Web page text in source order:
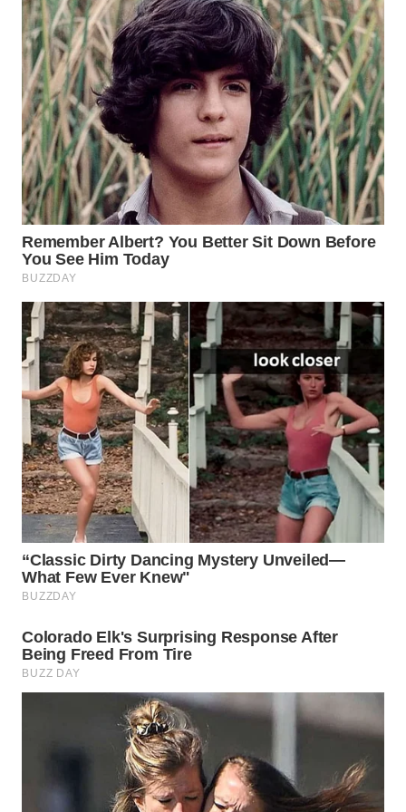
WN
PRIANGAN
TIMUR
WN
SEMARANG
WN
SOLO
WN
BOROBUDUR
WN
MADURA
WN
SURABAYA
WN
NATUNA
WN
BINTAN
WN
MANDALIKA
WN
LIKUPANG
BORNEO